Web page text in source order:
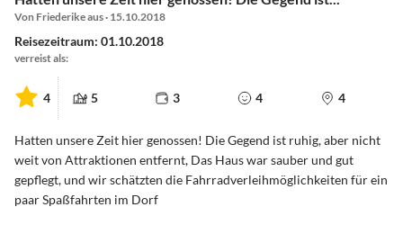
Von Friederike aus · 15.10.2018
Reisezeitraum: 01.10.2018
verreist als:
4 5 3 4 4
Hatten unsere Zeit hier genossen! Die Gegend ist ruhig, aber nicht
weit von Attraktionen entfernt, Das Haus war sauber und gut
gepflegt, und wir schätzten die Fahrradverleihmöglichkeiten für ein
paar Spaßfahrten im Dorf